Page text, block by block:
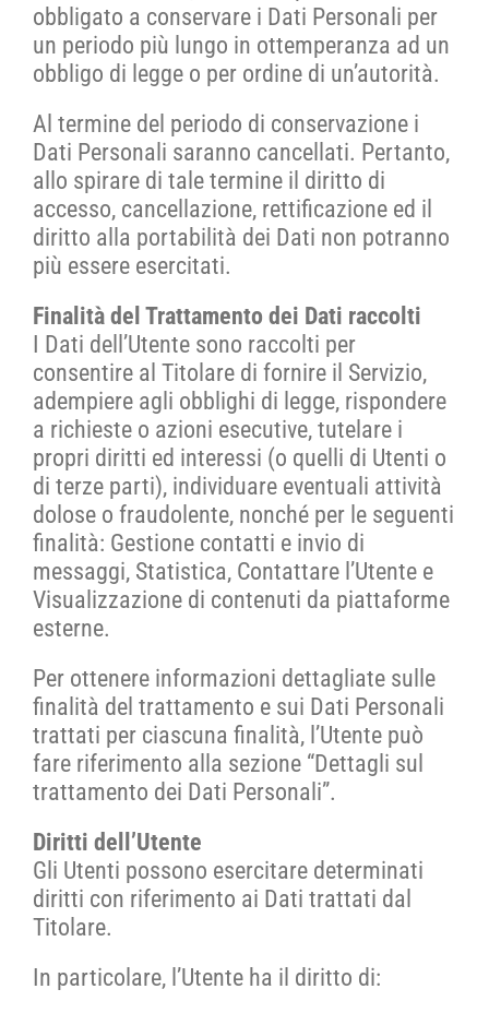
obbligato a conservare i Dati Personali per
un periodo più lungo in ottemperanza ad un
obbligo di legge o per ordine di un’autorità.
Al termine del periodo di conservazione i
Dati Personali saranno cancellati. Pertanto,
allo spirare di tale termine il diritto di
accesso, cancellazione, rettificazione ed il
diritto alla portabilità dei Dati non potranno
più essere esercitati.
Finalità del Trattamento dei Dati raccolti
I Dati dell’Utente sono raccolti per
consentire al Titolare di fornire il Servizio,
adempiere agli obblighi di legge, rispondere
a richieste o azioni esecutive, tutelare i
propri diritti ed interessi (o quelli di Utenti o
di terze parti), individuare eventuali attività
dolose o fraudolente, nonché per le seguenti
finalità: Gestione contatti e invio di
messaggi, Statistica, Contattare l’Utente e
Visualizzazione di contenuti da piattaforme
esterne.
Per ottenere informazioni dettagliate sulle
finalità del trattamento e sui Dati Personali
trattati per ciascuna finalità, l’Utente può
fare riferimento alla sezione “Dettagli sul
trattamento dei Dati Personali”.
Diritti dell’Utente
Gli Utenti possono esercitare determinati
diritti con riferimento ai Dati trattati dal
Titolare.
In particolare, l’Utente ha il diritto di: